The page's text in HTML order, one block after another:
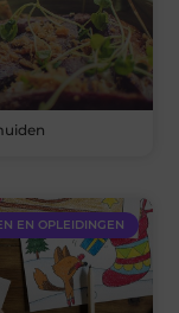
EN OPLEIDINGEN